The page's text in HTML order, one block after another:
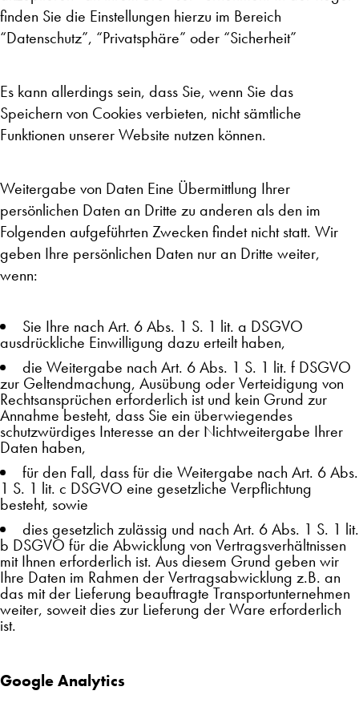
finden Sie die Einstellungen hierzu im Bereich
“Datenschutz”, “Privatsphäre” oder “Sicherheit”
Es kann allerdings sein, dass Sie, wenn Sie das
Speichern von Cookies verbieten, nicht sämtliche
Funktionen unserer Website nutzen können.
Weitergabe von Daten Eine Übermittlung Ihrer
persönlichen Daten an Dritte zu anderen als den im
Folgenden aufgeführten Zwecken findet nicht statt. Wir
geben Ihre persönlichen Daten nur an Dritte weiter,
wenn:
Sie Ihre nach Art. 6 Abs. 1 S. 1 lit. a DSGVO
ausdrückliche Einwilligung dazu erteilt haben,
die Weitergabe nach Art. 6 Abs. 1 S. 1 lit. f DSGVO
zur Geltendmachung, Ausübung oder Verteidigung von
Rechtsansprüchen erforderlich ist und kein Grund zur
Annahme besteht, dass Sie ein überwiegendes
schutzwürdiges Interesse an der Nichtweitergabe Ihrer
Daten haben,
für den Fall, dass für die Weitergabe nach Art. 6 Abs.
1 S. 1 lit. c DSGVO eine gesetzliche Verpflichtung
besteht, sowie
dies gesetzlich zulässig und nach Art. 6 Abs. 1 S. 1 lit.
b DSGVO für die Abwicklung von Vertragsverhältnissen
mit Ihnen erforderlich ist. Aus diesem Grund geben wir
Ihre Daten im Rahmen der Vertragsabwicklung z.B. an
das mit der Lieferung beauftragte Transportunternehmen
weiter, soweit dies zur Lieferung der Ware erforderlich
ist.
Google Analytics